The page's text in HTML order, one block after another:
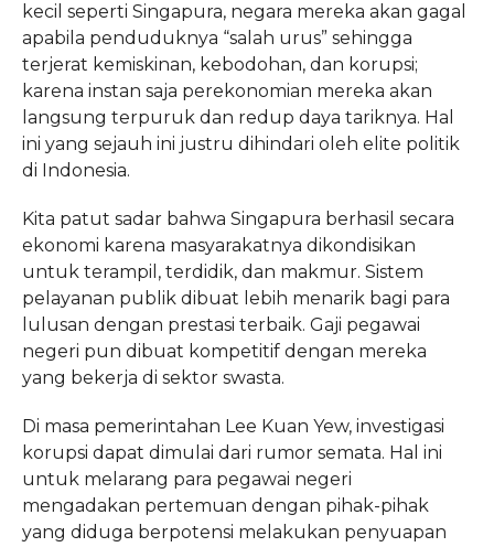
kecil seperti Singapura, negara mereka akan gagal
apabila penduduknya “salah urus” sehingga
terjerat kemiskinan, kebodohan, dan korupsi;
karena instan saja perekonomian mereka akan
langsung terpuruk dan redup daya tariknya. Hal
ini yang sejauh ini justru dihindari oleh elite politik
di Indonesia.
Kita patut sadar bahwa Singapura berhasil secara
ekonomi karena masyarakatnya dikondisikan
untuk terampil, terdidik, dan makmur. Sistem
pelayanan publik dibuat lebih menarik bagi para
lulusan dengan prestasi terbaik. Gaji pegawai
negeri pun dibuat kompetitif dengan mereka
yang bekerja di sektor swasta.
Di masa pemerintahan Lee Kuan Yew, investigasi
korupsi dapat dimulai dari rumor semata. Hal ini
untuk melarang para pegawai negeri
mengadakan pertemuan dengan pihak-pihak
yang diduga berpotensi melakukan penyuapan